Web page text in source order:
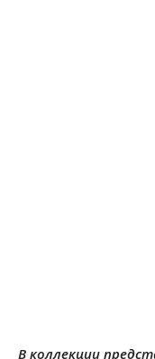
В коллекции